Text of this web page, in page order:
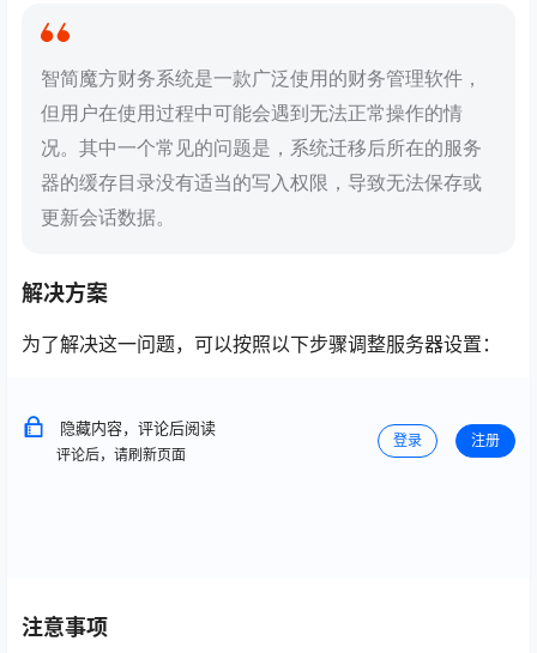
智简魔方财务系统是一款广泛使用的财务管理软件，
但用户在使用过程中可能会遇到无法正常操作的情
况。其中一个常见的问题是，系统迁移后所在的服务
器的缓存目录没有适当的写入权限，导致无法保存或
更新会话数据。
解决方案
为了解决这一问题，可以按照以下步骤调整服务器设置：
隐藏内容，评论后阅读
评论后，请刷新页面
登录 注册
注意事项